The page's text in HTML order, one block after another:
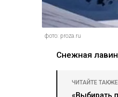
фото: proza.ru
Снежная
ЧИТАЙТЕ ТАКЖЕ
«Выбирать